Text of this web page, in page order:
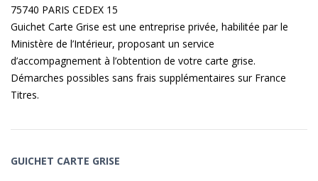
75740 PARIS CEDEX 15
Guichet Carte Grise est une entreprise privée, habilitée par le
Ministère de l’Intérieur, proposant un service
d’accompagnement à l’obtention de votre carte grise.
Démarches possibles sans frais supplémentaires sur France
Titres.
GUICHET CARTE GRISE